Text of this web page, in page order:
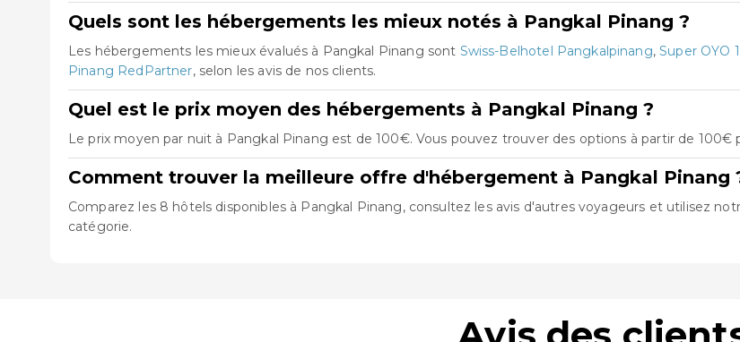
Quels sont les hébergements les mieux notés à Pangkal Pinang ?
Les hébergements les mieux évalués à Pangkal Pinang sont Swiss-Belhotel Pangkalpinang,Super OYO
Pinang RedPartner, selon les avis de nos clients.
Quel est le prix moyen des hébergements à Pangkal Pinang ?
Le prix moyen par nuit à Pangkal Pinang est de 100€. Vous pouvez trouver des options à partir de 100€
Comment trouver la meilleure offre d'hébergement à Pangkal Pinang
Comparez les 8 hôtels disponibles à Pangkal Pinang, consultez les avis d'autres voyageurs et utilisez
catégorie.